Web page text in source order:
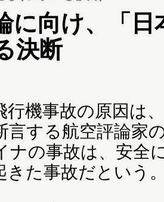
に向け、「
決断
機事故の原因は
言する航空評論家
ナの事故は、安全
きた事故だという